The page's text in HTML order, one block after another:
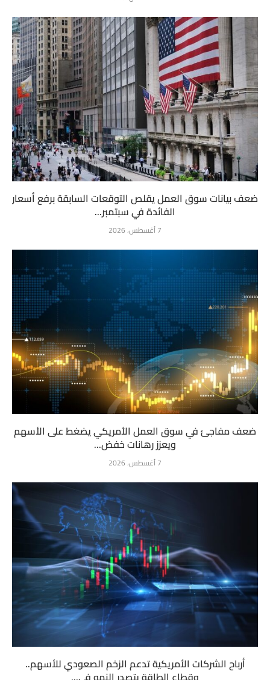
ضعف بيانات سوق العمل يقلص التوقعات السابقة برفع أسعار
الفائدة في سبتمبر...
7 أغسطس، 2026
ضعف مفاجئ في سوق العمل الأمريكي يضغط على الأسهم
ويعزز رهانات خفض...
7 أغسطس، 2026
أرباح الشركات الأمريكية تدعم الزخم الصعودي للأسهم..